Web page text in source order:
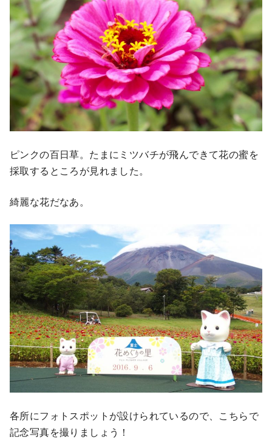
ピンクの百日草。たまにミツバチが飛んできて花の蜜を
採取するところが見れました。
綺麗な花だなあ。
各所にフォトスポットが設けられているので、こちらで
記念写真を撮りましょう！